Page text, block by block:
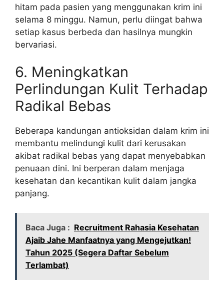
hitam pada pasien yang menggunakan krim ini
selama 8 minggu. Namun, perlu diingat bahwa
setiap kasus berbeda dan hasilnya mungkin
bervariasi.
6. Meningkatkan
Perlindungan Kulit Terhadap
Radikal Bebas
Beberapa kandungan antioksidan dalam krim ini
membantu melindungi kulit dari kerusakan
akibat radikal bebas yang dapat menyebabkan
penuaan dini. Ini berperan dalam menjaga
kesehatan dan kecantikan kulit dalam jangka
panjang.
Baca Juga : Recruitment Rahasia Kesehatan
Ajaib Jahe Manfaatnya yang Mengejutkan!
Tahun 2025 (Segera Daftar Sebelum
Terlambat)